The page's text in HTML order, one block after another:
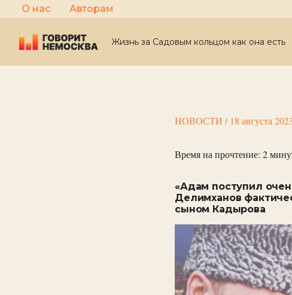
Перейти
к
содержимому
О нас Авторам
Жизнь за Садовым кольцом как она есть
НОВОСТИ / 18 августа
Время на прочтение: 2
«Адам поступил
Делимханов
сыном Кадырова